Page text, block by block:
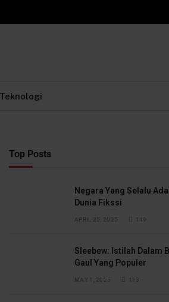
Teknologi
Top Posts
Negara Yang Selalu
Dunia Fikssi
APRIL 25, 2025 149
Sleebew: Istilah Dalam
Gaul Yang Populer
MAY 1, 2025 113